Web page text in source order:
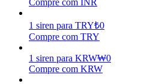
Ganhar1 siren para TRY₺0
Compre com TRY
1 siren para KRW₩0
Compre com KRW